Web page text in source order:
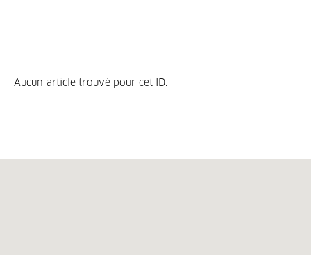
Aucun article trouvé pour cet ID.